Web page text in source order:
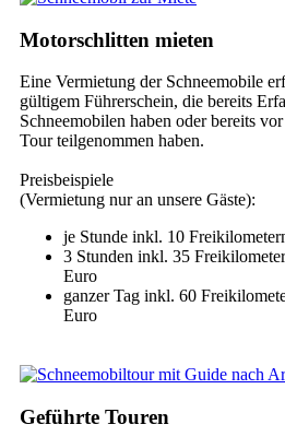
Motorschlitten mieten
Eine Vermietung der Schneemobile
gültigem Führerschein, die bereits
Schneemobilen haben oder bereits
Tour teilgenommen haben.
Preisbeispiele
(Vermietung nur an unsere Gäste):
je Stunde inkl. 10
3 Stunden inkl. 35
Euro
ganzer Tag inkl. 60
Euro
Geführte Touren